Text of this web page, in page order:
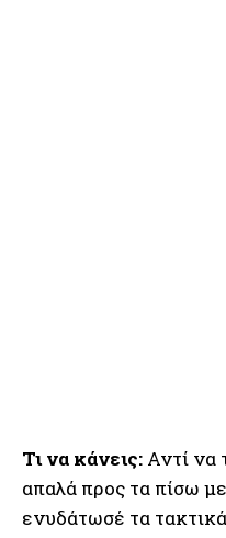
Τι να κάνεις: Αντί να
απαλά προς τα πίσω
ενυδάτωσέ τα